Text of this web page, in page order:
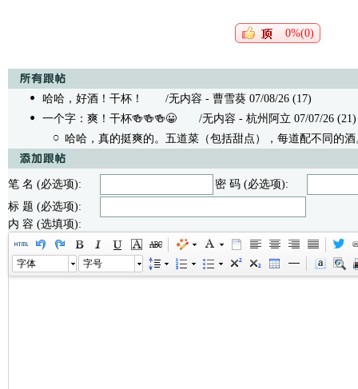
0%(0)
哈哈，好酒！干杯！
/无内容 - 曹雪葵 07/08/26 (17)
一个字：爽！干杯🍻🍻🍻😀 /无内容 - 杭州阿立 07/07/26 (21)
哈哈，真的挺爽的。五道菜（包括甜点），每道配不同的酒
笔 名 (必选项):
密 码 (必选项):
标 题 (必选项):
内 容 (选填项):
字体 字号